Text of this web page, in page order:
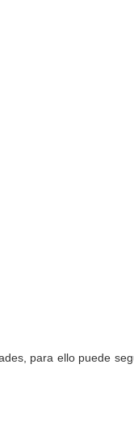
para ello puede